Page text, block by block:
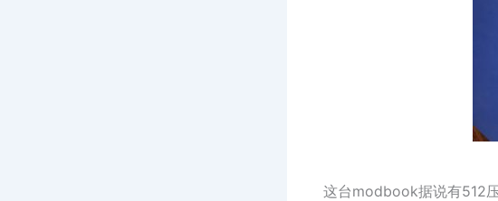
这台modbook据说有512